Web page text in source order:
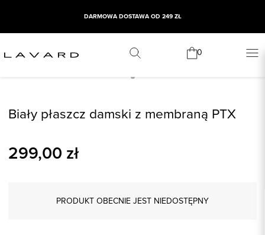
DARMOWA DOSTAWA OD 249 ZŁ
0
Biały płaszcz damski z membraną PTX
299,00 zł
PRODUKT OBECNIE JEST NIEDOSTĘPNY